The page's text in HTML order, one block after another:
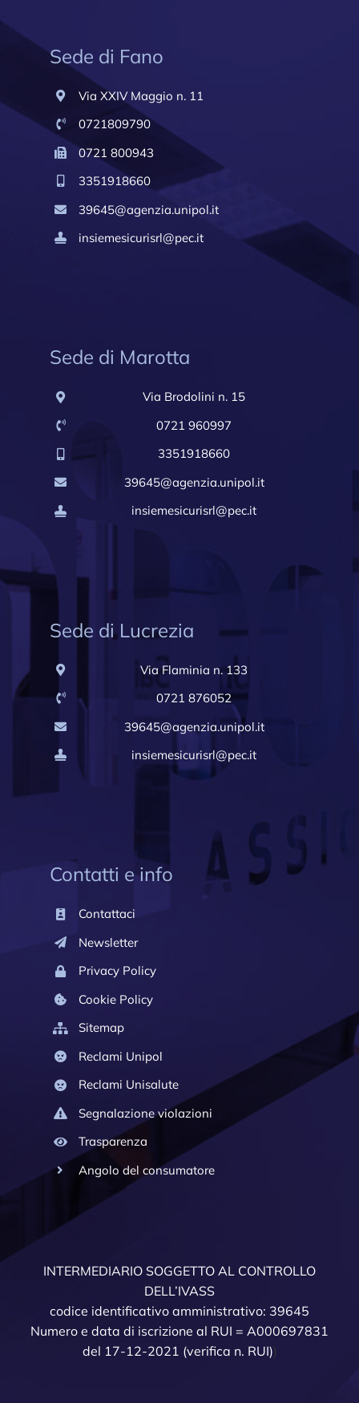
Sede di Fano
Via XXIV Maggio n. 11
0721809790
0721 800943
3351918660
39645@agenzia.unipol.it
insiemesicurisrl@pec.it
Sede di Marotta
Via Brodolini n. 15
0721 960997
3351918660
39645@agenzia.unipol.it
insiemesicurisrl@pec.it
Sede di Lucrezia
Via Flaminia n. 133
0721 876052
39645@agenzia.unipol.it
insiemesicurisrl@pec.it
Contatti e info
Contattaci
Newsletter
Privacy Policy
Cookie Policy
Sitemap
Reclami Unipol
Reclami Unisalute
Segnalazione violazioni
Trasparenza
Angolo del consumatore
INTERMEDIARIO SOGGETTO AL CONTROLLO
DELL’IVASS
codice identificativo amministrativo: 39645
Numero e data di iscrizione al RUI = A000697831
del 17-12-2021 (verifica n. RUI))